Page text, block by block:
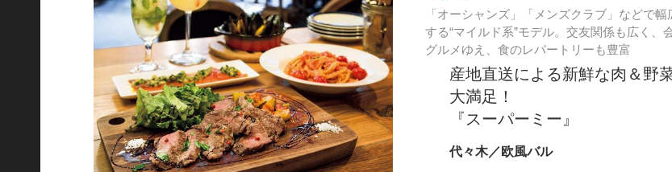
「オーシャンズ」「メンズクラブ」などで幅
する“マイルド系”モデル。交友関係も広く、
グルメゆえ、食のレパートリーも豊富
産地直送による新鮮な肉＆野
大満足！
『スーパーミー』
代々木／欧風バル